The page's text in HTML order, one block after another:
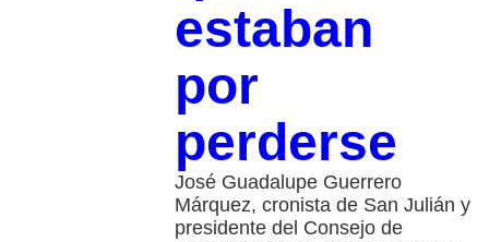
estaban
por
perderse
José Guadalupe Guerrero
Márquez, cronista de San Julián y
presidente del Consejo de